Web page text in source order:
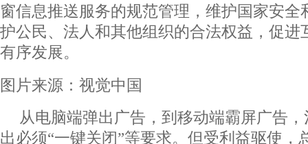
窗信息推送服务的规范管理，维护国家安全
护公民、法人和其他组织的合法权益，促进
有序发展。
图片来源：视觉中国
从电脑端弹出广告，到移动端霸屏广告
出必须“一键关闭”等要求。但受利益驱使，